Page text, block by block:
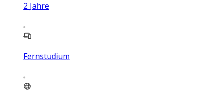
2 Jahre
Fernstudium